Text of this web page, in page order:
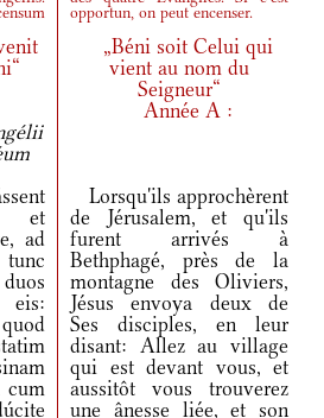
opportun, on peut encenser.
„Béni soit Celui qui
vient au nom du
Seigneur“
Année A :
et
ad
eis:
cum
Lorsqu'ils approchèrent
de Jérusalem, et qu'ils
furent arrivés à
Bethphagé, près de la
montagne des Oliviers,
Jésus envoya deux de
Ses disciples, en leur
disant: Allez au village
qui est devant vous, et
aussitôt vous trouverez
une ânesse liée, et son